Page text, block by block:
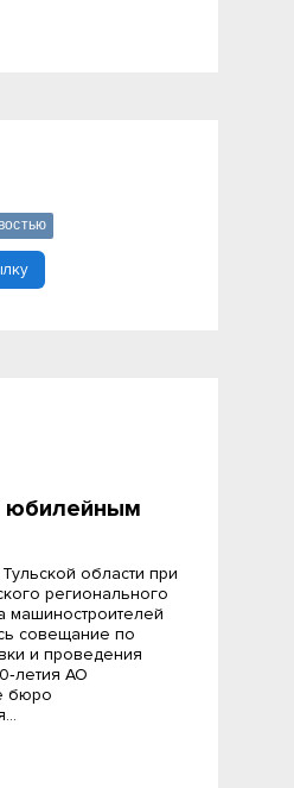
юбилейным
области при
регионального
машиностроителей
совещание по
и проведения
АО
бюро